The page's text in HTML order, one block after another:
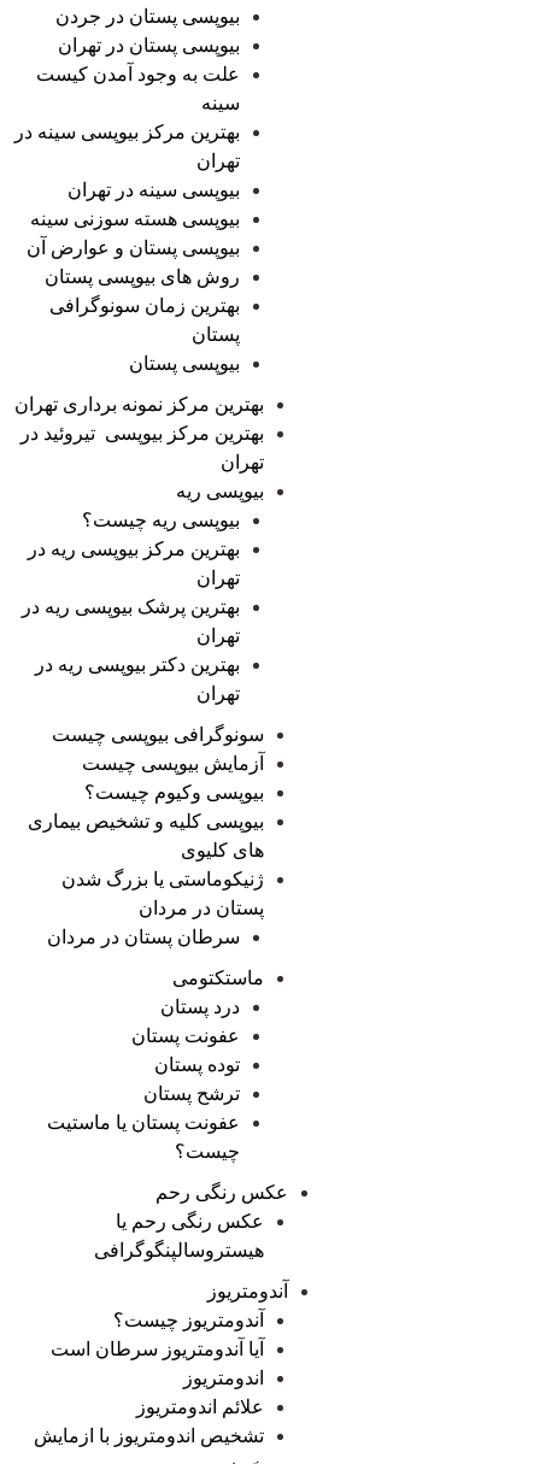
بیوپسی پستان در جردن
بیوپسی پستان در تهران
علت به وجود آمدن کیست
سینه
بهترین مرکز بیوپسی سینه در
تهران
بیوپسی سینه در تهران
بیوپسی هسته سوزنی سینه
بیوپسی پستان و عوارض آن
روش های بیوپسی پستان
بهترین زمان سونوگرافی
پستان
بیوپسی پستان
بهترین مرکز نمونه برداری تهران
بهترین مرکز بیوپسی تیروئید در
تهران
بیوپسی ریه
بیوپسی ریه چیست؟
بهترین مرکز بیوپسی ریه در
تهران
بهترین پرشک بیوپسی ریه در
تهران
بهترین دکتر بیوپسی ریه در
تهران
سونوگرافی بیوپسی چیست
آزمایش بیوپسی چیست
بیوپسی وکیوم چیست؟
بیوپسی کلیه و تشخیص بیماری
های کلیوی
ژنیکوماستی یا بزرگ شدن
پستان در مردان
سرطان پستان در مردان
ماستکتومی
درد پستان
عفونت پستان
توده پستان
ترشح پستان
عفونت پستان یا ماستیت
چیست؟
عکس رنگی رحم
عکس رنگی رحم یا
هیستروسالپنگوگرافی
آندومتریوز
آندومتریوز چیست؟
آیا آندومتریوز سرطان است
اندومتریوز
علائم اندومتریوز
تشخیص اندومتریوز با ازمایش